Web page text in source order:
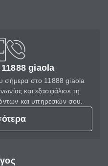
giaola
σήμερα στο 11888 giaola
και εξασφάλισε τη
και υπηρεσιών σου.